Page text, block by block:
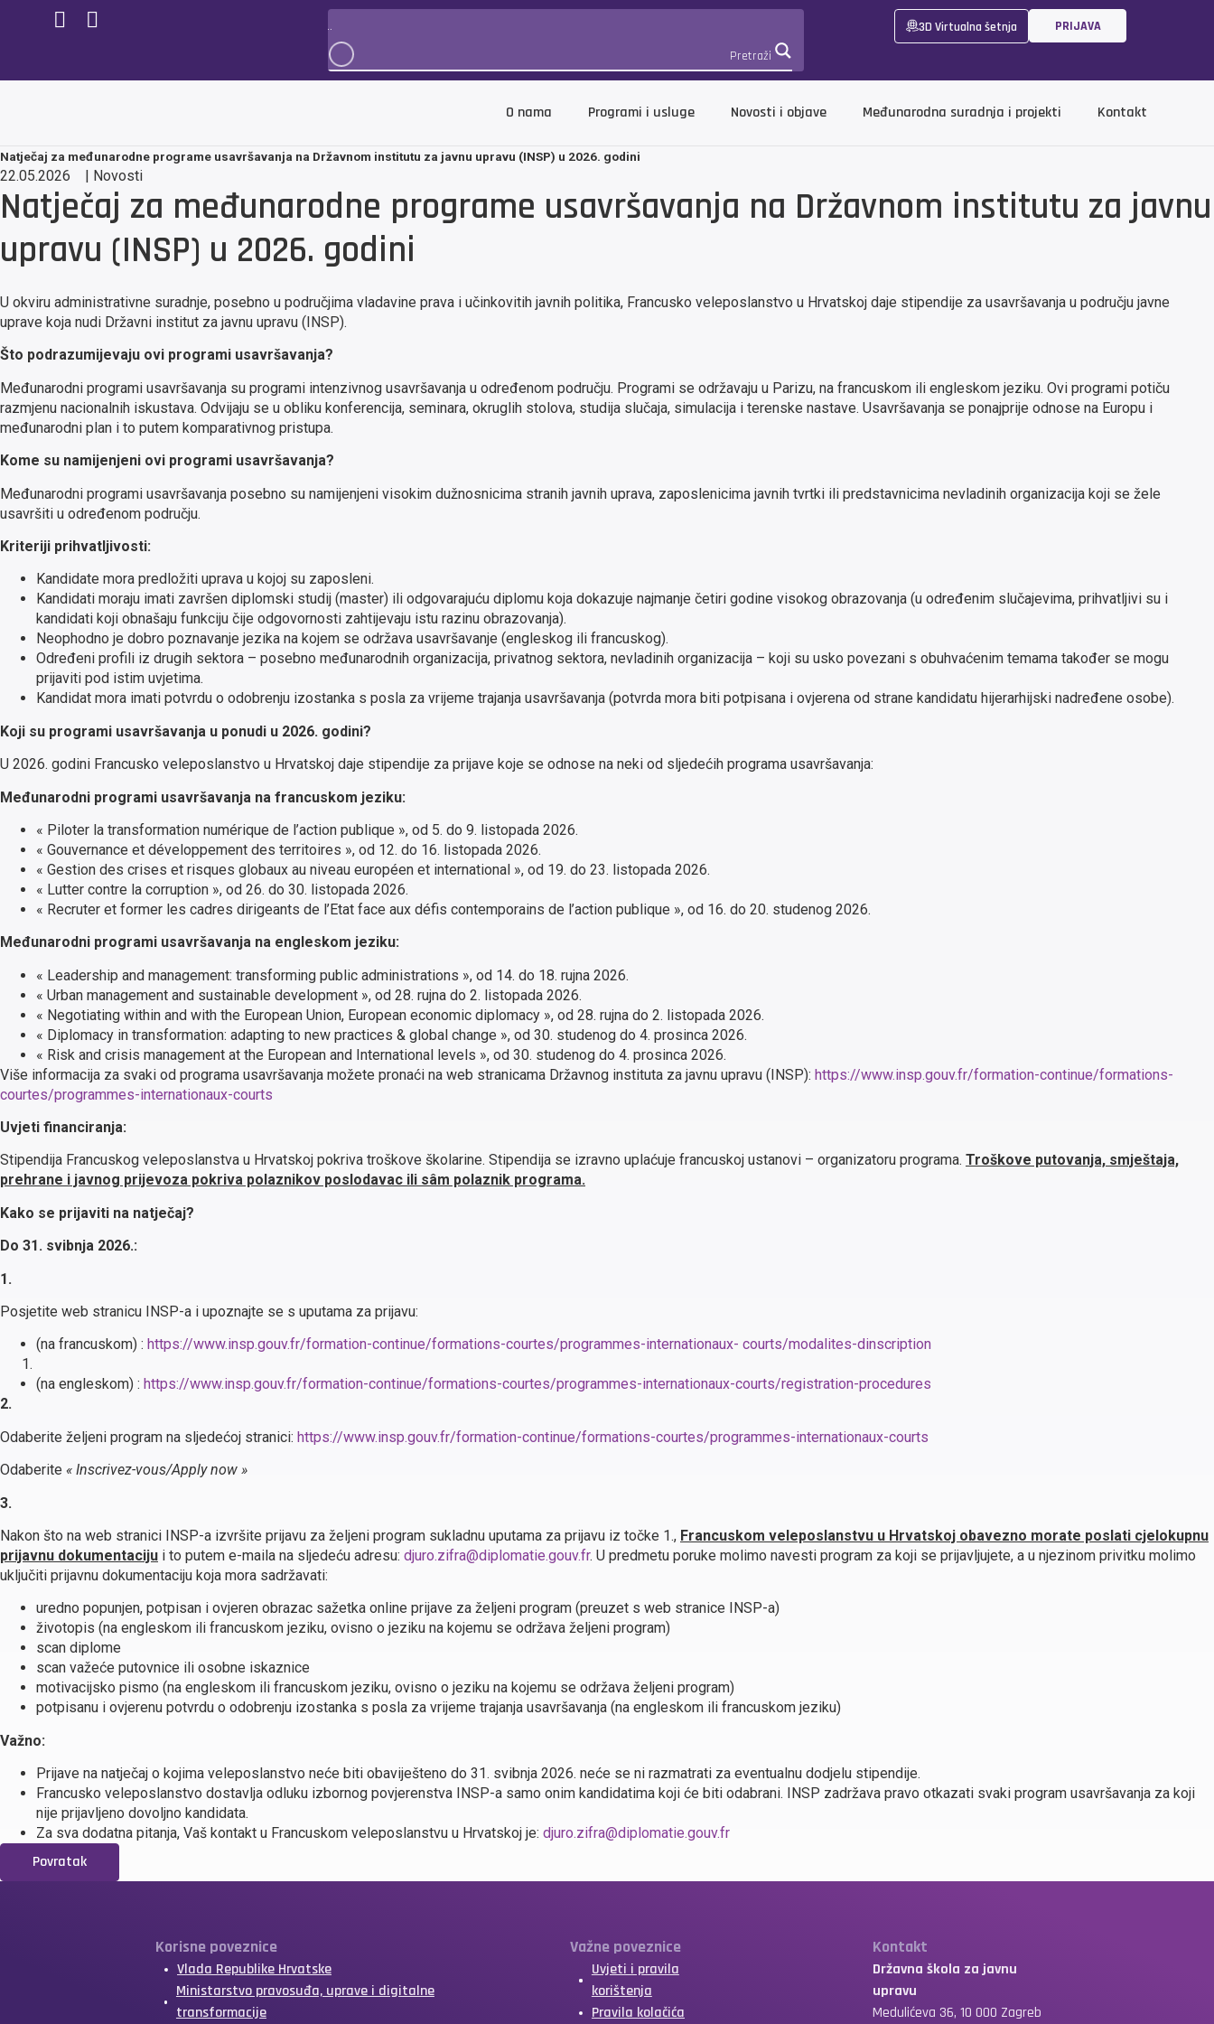
Pretraži
3D Virtualna šetnja PRIJAVA
O nama Programi i usluge Novosti i objave Međunarodna suradnja i projekti Kontakt
Natječaj za međunarodne programe usavršavanja na Državnom institutu za javnu upravu (INSP) u 2026. godini
22.05.2026 | Novosti
Natječaj za međunarodne programe usavršavanja na Državnom institutu za javnu
upravu (INSP) u 2026. godini
U okviru administrativne suradnje, posebno u područjima vladavine prava i učinkovitih javnih politika, Francusko veleposlanstvo u Hrvatskoj daje stipendije za usavršavanja u području javne
uprave koja nudi Državni institut za javnu upravu (INSP).
Što podrazumijevaju ovi programi usavršavanja?
Međunarodni programi usavršavanja su programi intenzivnog usavršavanja u određenom području. Programi se održavaju u Parizu, na francuskom ili engleskom jeziku. Ovi programi potiču
razmjenu nacionalnih iskustava. Odvijaju se u obliku konferencija, seminara, okruglih stolova, studija slučaja, simulacija i terenske nastave. Usavršavanja se ponajprije odnose na Europu i
međunarodni plan i to putem komparativnog pristupa.
Kome su namijenjeni ovi programi usavršavanja?
Međunarodni programi usavršavanja posebno su namijenjeni visokim dužnosnicima stranih javnih uprava, zaposlenicima javnih tvrtki ili predstavnicima nevladinih organizacija koji se žele
usavršiti u određenom području.
Kriteriji prihvatljivosti:
Kandidate mora predložiti uprava u kojoj su zaposleni.
Kandidati moraju imati završen diplomski studij (master) ili odgovarajuću diplomu koja dokazuje najmanje četiri godine visokog obrazovanja (u određenim slučajevima, prihvatljivi su i
kandidati koji obnašaju funkciju čije odgovornosti zahtijevaju istu razinu obrazovanja).
Neophodno je dobro poznavanje jezika na kojem se održava usavršavanje (engleskog ili francuskog).
Određeni profili iz drugih sektora – posebno međunarodnih organizacija, privatnog sektora, nevladinih organizacija – koji su usko povezani s obuhvaćenim temama također se mogu
prijaviti pod istim uvjetima.
Kandidat mora imati potvrdu o odobrenju izostanka s posla za vrijeme trajanja usavršavanja (potvrda mora biti potpisana i ovjerena od strane kandidatu hijerarhijski nadređene osobe).
Koji su programi usavršavanja u ponudi u 2026. godini?
U 2026. godini Francusko veleposlanstvo u Hrvatskoj daje stipendije za prijave koje se odnose na neki od sljedećih programa usavršavanja:
Međunarodni programi usavršavanja na francuskom jeziku:
« Piloter la transformation numérique de l’action publique », od 5. do 9. listopada 2026.
« Gouvernance et développement des territoires », od 12. do 16. listopada 2026.
« Gestion des crises et risques globaux au niveau européen et international », od 19. do 23. listopada 2026.
« Lutter contre la corruption », od 26. do 30. listopada 2026.
« Recruter et former les cadres dirigeants de l’Etat face aux défis contemporains de l’action publique », od 16. do 20. studenog 2026.
Međunarodni programi usavršavanja na engleskom jeziku:
« Leadership and management: transforming public administrations », od 14. do 18. rujna 2026.
« Urban management and sustainable development », od 28. rujna do 2. listopada 2026.
« Negotiating within and with the European Union, European economic diplomacy », od 28. rujna do 2. listopada 2026.
« Diplomacy in transformation: adapting to new practices & global change », od 30. studenog do 4. prosinca 2026.
« Risk and crisis management at the European and International levels », od 30. studenog do 4. prosinca 2026.
Više informacija za svaki od programa usavršavanja možete pronaći na web stranicama Državnog instituta za javnu upravu (INSP): https://www.insp.gouv.fr/formation-continue/formations-
courtes/programmes-internationaux-courts
Uvjeti financiranja:
Stipendija Francuskog veleposlanstva u Hrvatskoj pokriva troškove školarine. Stipendija se izravno uplaćuje francuskoj ustanovi – organizatoru programa. Troškove putovanja, smještaja,
prehrane i javnog prijevoza pokriva polaznikov poslodavac ili sâm polaznik programa.
Kako se prijaviti na natječaj?
Do 31. svibnja 2026.:
1.
Posjetite web stranicu INSP-a i upoznajte se s uputama za prijavu:
(na francuskom) : https://www.insp.gouv.fr/formation-continue/formations-courtes/programmes-internationaux- courts/modalites-dinscription
(na engleskom) : https://www.insp.gouv.fr/formation-continue/formations-courtes/programmes-internationaux-courts/registration-procedures
2.
Odaberite željeni program na sljedećoj stranici: https://www.insp.gouv.fr/formation-continue/formations-courtes/programmes-internationaux-courts
Odaberite « Inscrivez-vous/Apply now »
3.
Nakon što na web stranici INSP-a izvršite prijavu za željeni program sukladnu uputama za prijavu iz točke 1., Francuskom veleposlanstvu u Hrvatskoj obavezno morate poslati cjelokupnu
prijavnu dokumentaciju i to putem e-maila na sljedeću adresu: djuro.zifra@diplomatie.gouv.fr. U predmetu poruke molimo navesti program za koji se prijavljujete, a u njezinom privitku molimo
uključiti prijavnu dokumentaciju koja mora sadržavati:
uredno popunjen, potpisan i ovjeren obrazac sažetka online prijave za željeni program (preuzet s web stranice INSP-a)
životopis (na engleskom ili francuskom jeziku, ovisno o jeziku na kojemu se održava željeni program)
scan diplome
scan važeće putovnice ili osobne iskaznice
motivacijsko pismo (na engleskom ili francuskom jeziku, ovisno o jeziku na kojemu se održava željeni program)
potpisanu i ovjerenu potvrdu o odobrenju izostanka s posla za vrijeme trajanja usavršavanja (na engleskom ili francuskom jeziku)
Važno:
Prijave na natječaj o kojima veleposlanstvo neće biti obaviješteno do 31. svibnja 2026. neće se ni razmatrati za eventualnu dodjelu stipendije.
Francusko veleposlanstvo dostavlja odluku izbornog povjerenstva INSP-a samo onim kandidatima koji će biti odabrani. INSP zadržava pravo otkazati svaki program usavršavanja za koji
nije prijavljeno dovoljno kandidata.
Za sva dodatna pitanja, Vaš kontakt u Francuskom veleposlanstvu u Hrvatskoj je: djuro.zifra@diplomatie.gouv.fr
Povratak
Korisne poveznice
Vlada Republike Hrvatske
Ministarstvo pravosuđa, uprave i digitalne
transformacije
Važne poveznice
Uvjeti i pravila
korištenja
Pravila kolačića
Kontakt
Državna škola za javnu
upravu
Medulićeva 36, 10 000 Zagreb